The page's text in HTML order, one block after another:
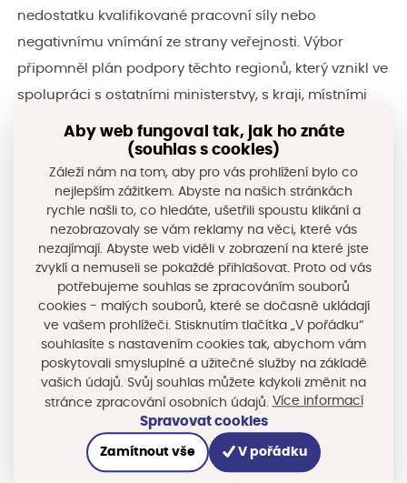
nedostatku kvalifikované pracovní síly nebo
negativnímu vnímání ze strany veřejnosti. Výbor
připomněl plán podpory těchto regionů, který vznikl ve
spolupráci s ostatními ministerstvy, s kraji, místními
akčními skupinami a dalšími partnery –
TO DO
. Dalším velmi důležitým krokem tohoto plánu byla
prioritizace, kdy zástupci všech krajů, ministerstev a
územních partnerů hodnotili ty nejpalčivější a
nejdůležitější opatření. Výsledky se na výboru
podrobně prezentovaly.
V rámci prioritizace opatření se jako nejdůležitější
ukázaly návrat kvalifikovaných osob a absolventů
vysokých škol do Regionů příležitostí, zajištění
dostupnosti veřejných služeb v území, podpora
podnikání, rozvoj infrastruktury pro cestovní ruch a
zjednodušení legislativy. Zazněla také potřeba posílit
absorpční kapacitu regionů, zejména tam, kde dosud
Aby web fungoval tak, jak ho znáte
(souhlas s cookies)
Záleží nám na tom, aby pro vás prohlížení bylo co
nejlepším zážitkem. Abyste na našich stránkách
rychle našli to, co hledáte, ušetřili spoustu klikání a
nezobrazovaly se vám reklamy na věci, které vás
nezajímají. Abyste web viděli v zobrazení na které jste
zvyklí a nemuseli se pokaždé přihlašovat. Proto od vás
potřebujeme souhlas se zpracováním souborů
cookies - malých souborů, které se dočasně ukládají
ve vašem prohlížeči. Stisknutím tlačítka „V pořádku“
souhlasíte s nastavením cookies tak, abychom vám
poskytovali smysluplné a užitečné služby na základě
vašich údajů. Svůj souhlas můžete kdykoli změnit na
stránce zpracování osobních údajů. Více informací
Spravovat cookies
Zamítnout vše V pořádku